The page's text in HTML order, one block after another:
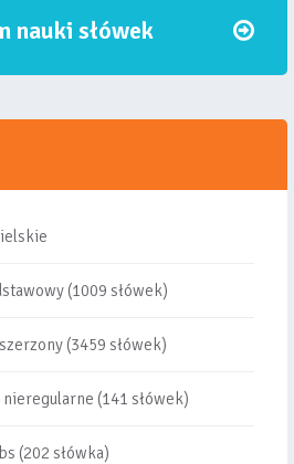
nauki słówek
(1009 słówek)
(3459 słówek)
(141 słówek)
(202 słówka)